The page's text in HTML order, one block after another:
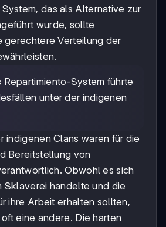
das als Alternative zur
wurde, sollte
gerechtere Verteilung der
Repartimiento-System führte
unter der indigenen
indigenen Clans waren für die
Bereitstellung von
Obwohl es sich
Sklaverei handelte und die
ihre Arbeit erhalten sollten,
eine andere. Die harten